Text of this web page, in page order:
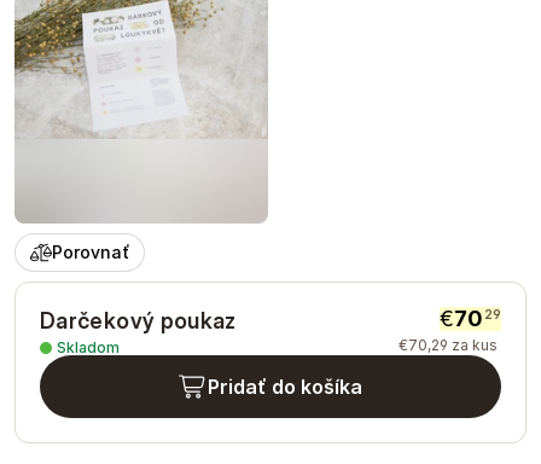
Porovnať
Darčekový poukaz
Skladom
€70 29
€70,29 za kus
Pridať do košíka